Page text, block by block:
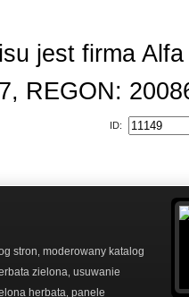
jest firma
REGON:
ID:
stron moderowany katalog
zielona usuwanie
herbata panele